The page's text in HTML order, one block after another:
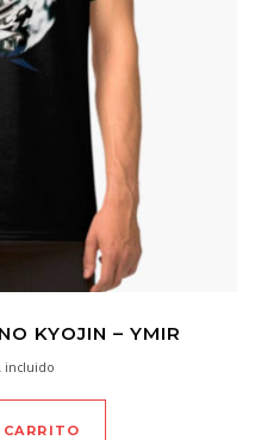
KYOJIN – YMIR
incluido